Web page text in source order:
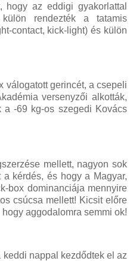
hogy az eddigi gyakorlattal
rendezték a tatamis
contact, kick-light) és külön
válogatott gerincét, a csepeli
versenyzői alkották,
-69 kg-os szegedi Kovács
mellett, nagyon sok
kérdés, és hogy a Magyar,
box dominanciája mennyire
csúcsa mellett! Kicsit előre
aggodalomra semmi ok!
nappal kezdődtek el az